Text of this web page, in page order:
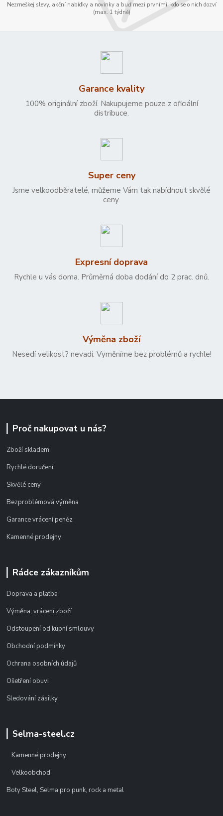
Nezmeškej slevy, akční nabídky a novinky a buď mezi prvními, kdo se o nich dozví
(max. 1 týdně)
Garance kvality
100% originální zboží. Nakupujeme pouze z oficiální
distribuce.
Super ceny
Jsme velkoodběratelé, můžeme Vám tak nabídnout skvělé
ceny.
Expresní doprava
Rychle u vás doma. Průměrná doba dodání do 2 prac. dnů.
Výměna zboží
Nesedí velikost? nevadí. Vyměníme bez problémů a rychle!
Proč nakupovat u nás?
Zboží skladem
Rychlé doručení
Skvělé ceny
Bezproblémová výměna
Garance vrácení peněz
Kamenné prodejny
Rádce zákazníkům
Doprava a platba
Výměna, vrácení zboží
Odstoupení od kupní smlouvy
Obchodní podmínky
Ochrana osobních údajů
Ošetření obuvi
Sledování zásilky
Selma-steel.cz
Kamenné prodejny
Velkoobchod
Boty Steel, Selma pro punk, rock a metal